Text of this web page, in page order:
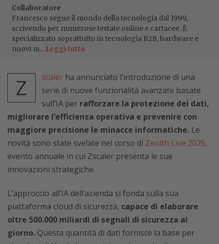
Collaboratore
Francesco segue il mondo della tecnologia dal 1999,
scrivendo per numerose testate online e cartacee. È
specializzato soprattutto in tecnologia B2B, hardware e
nuovi m... Leggi tutto
Z scaler ha annunciato l’introduzione di una
serie di nuove funzionalità avanzate basate
sull’IA per rafforzare la protezione dei dati,
migliorare l’efficienza operativa e prevenire con
maggiore precisione le minacce informatiche. Le
novità sono state svelate nel corso di Zenith Live 2025,
evento annuale in cui Zscaler presenta le sue
innovazioni strategiche.
L’approccio all’IA dell’azienda si fonda sulla sua
piattaforma cloud di sicurezza, capace di elaborare
oltre 500.000 miliardi di segnali di sicurezza al
giorno. Questa quantità di dati fornisce la base per